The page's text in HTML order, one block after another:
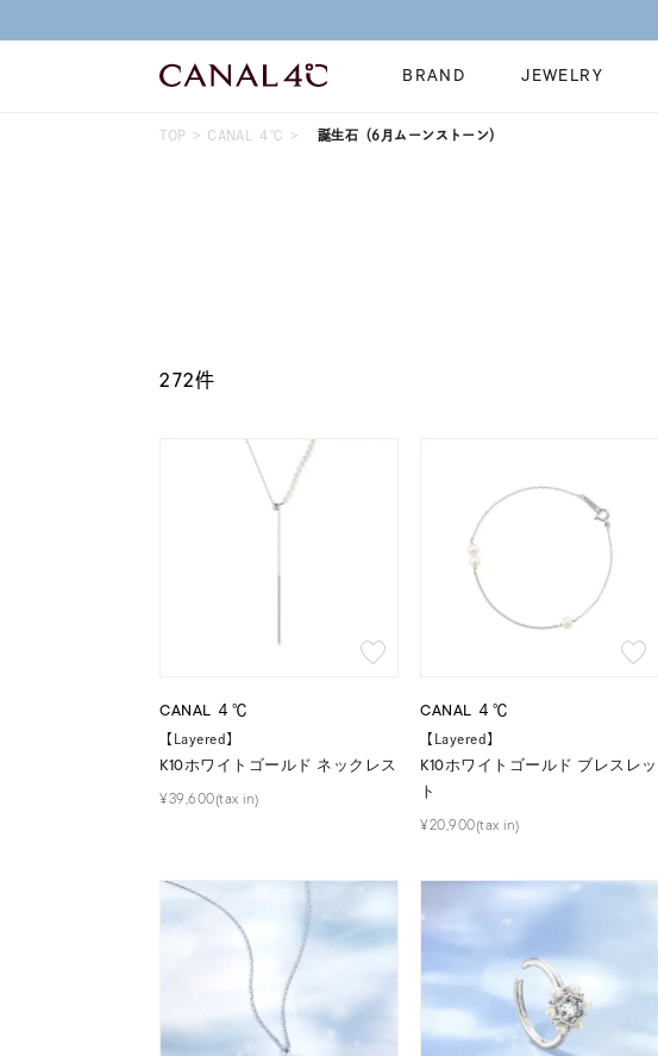
BRAND JEWELRY
TOP CANAL ４℃ 誕生石（6月ムーンストーン）
272件
CANAL ４℃
【Layered】
K10ホワイトゴールド ネックレス
¥39,600(tax in)
CANAL ４℃
【Layered】
K10ホワイトゴールド ブレスレッ
ト
¥20,900(tax in)